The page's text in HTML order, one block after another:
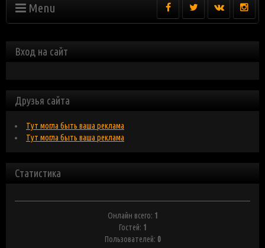
Menu
Вход на сайт
Друзья сайта
Тут могла быть ваша реклама
Тут могла быть ваша реклама
Статистика
Онлайн всего: 1
Гостей: 1
Пользователей: 0